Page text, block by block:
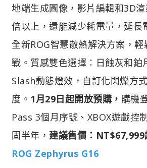
地端生成圖像，影片編輯和3D
倍以上，還能減少耗電量，延長
全新ROG智慧散熱解決方案，
戰。質感雙色選擇：日蝕灰和鉑
Slash動態燈效，自訂化閃爍方
度。 1月29日起開放預購， 購機
Pass 3個月序號、XBOX遊戲控
固半年， 建議售價：NT$67,999
ROG Zephyrus G16